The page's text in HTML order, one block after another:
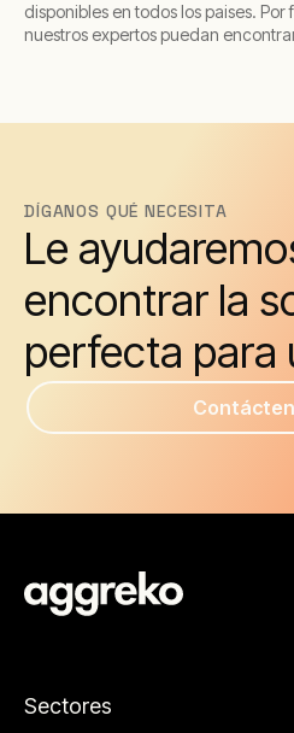
disponibles en todos los paises.
nuestros expertos puedan
DÍGANOS QUÉ NECESITA
Le
encontrar la
perfecta para
Sectores